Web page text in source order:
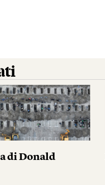
di Donald